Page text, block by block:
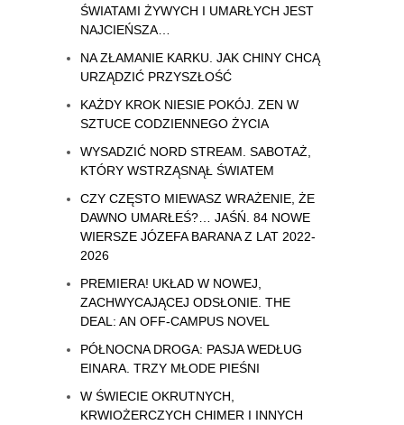
ŚWIATAMI ŻYWYCH I UMARŁYCH JEST
NAJCIEŃSZA…
NA ZŁAMANIE KARKU. JAK CHINY CHCĄ
URZĄDZIĆ PRZYSZŁOŚĆ
KAŻDY KROK NIESIE POKÓJ. ZEN W
SZTUCE CODZIENNEGO ŻYCIA
WYSADZIĆ NORD STREAM. SABOTAŻ,
KTÓRY WSTRZĄSNĄŁ ŚWIATEM
CZY CZĘSTO MIEWASZ WRAŻENIE, ŻE
DAWNO UMARŁEŚ?… JAŚŃ. 84 NOWE
WIERSZE JÓZEFA BARANA Z LAT 2022-
2026
PREMIERA! UKŁAD W NOWEJ,
ZACHWYCAJĄCEJ ODSŁONIE. THE
DEAL: AN OFF-CAMPUS NOVEL
PÓŁNOCNA DROGA: PASJA WEDŁUG
EINARA. TRZY MŁODE PIEŚNI
W ŚWIECIE OKRUTNYCH,
KRWIOŻERCZYCH CHIMER I INNYCH